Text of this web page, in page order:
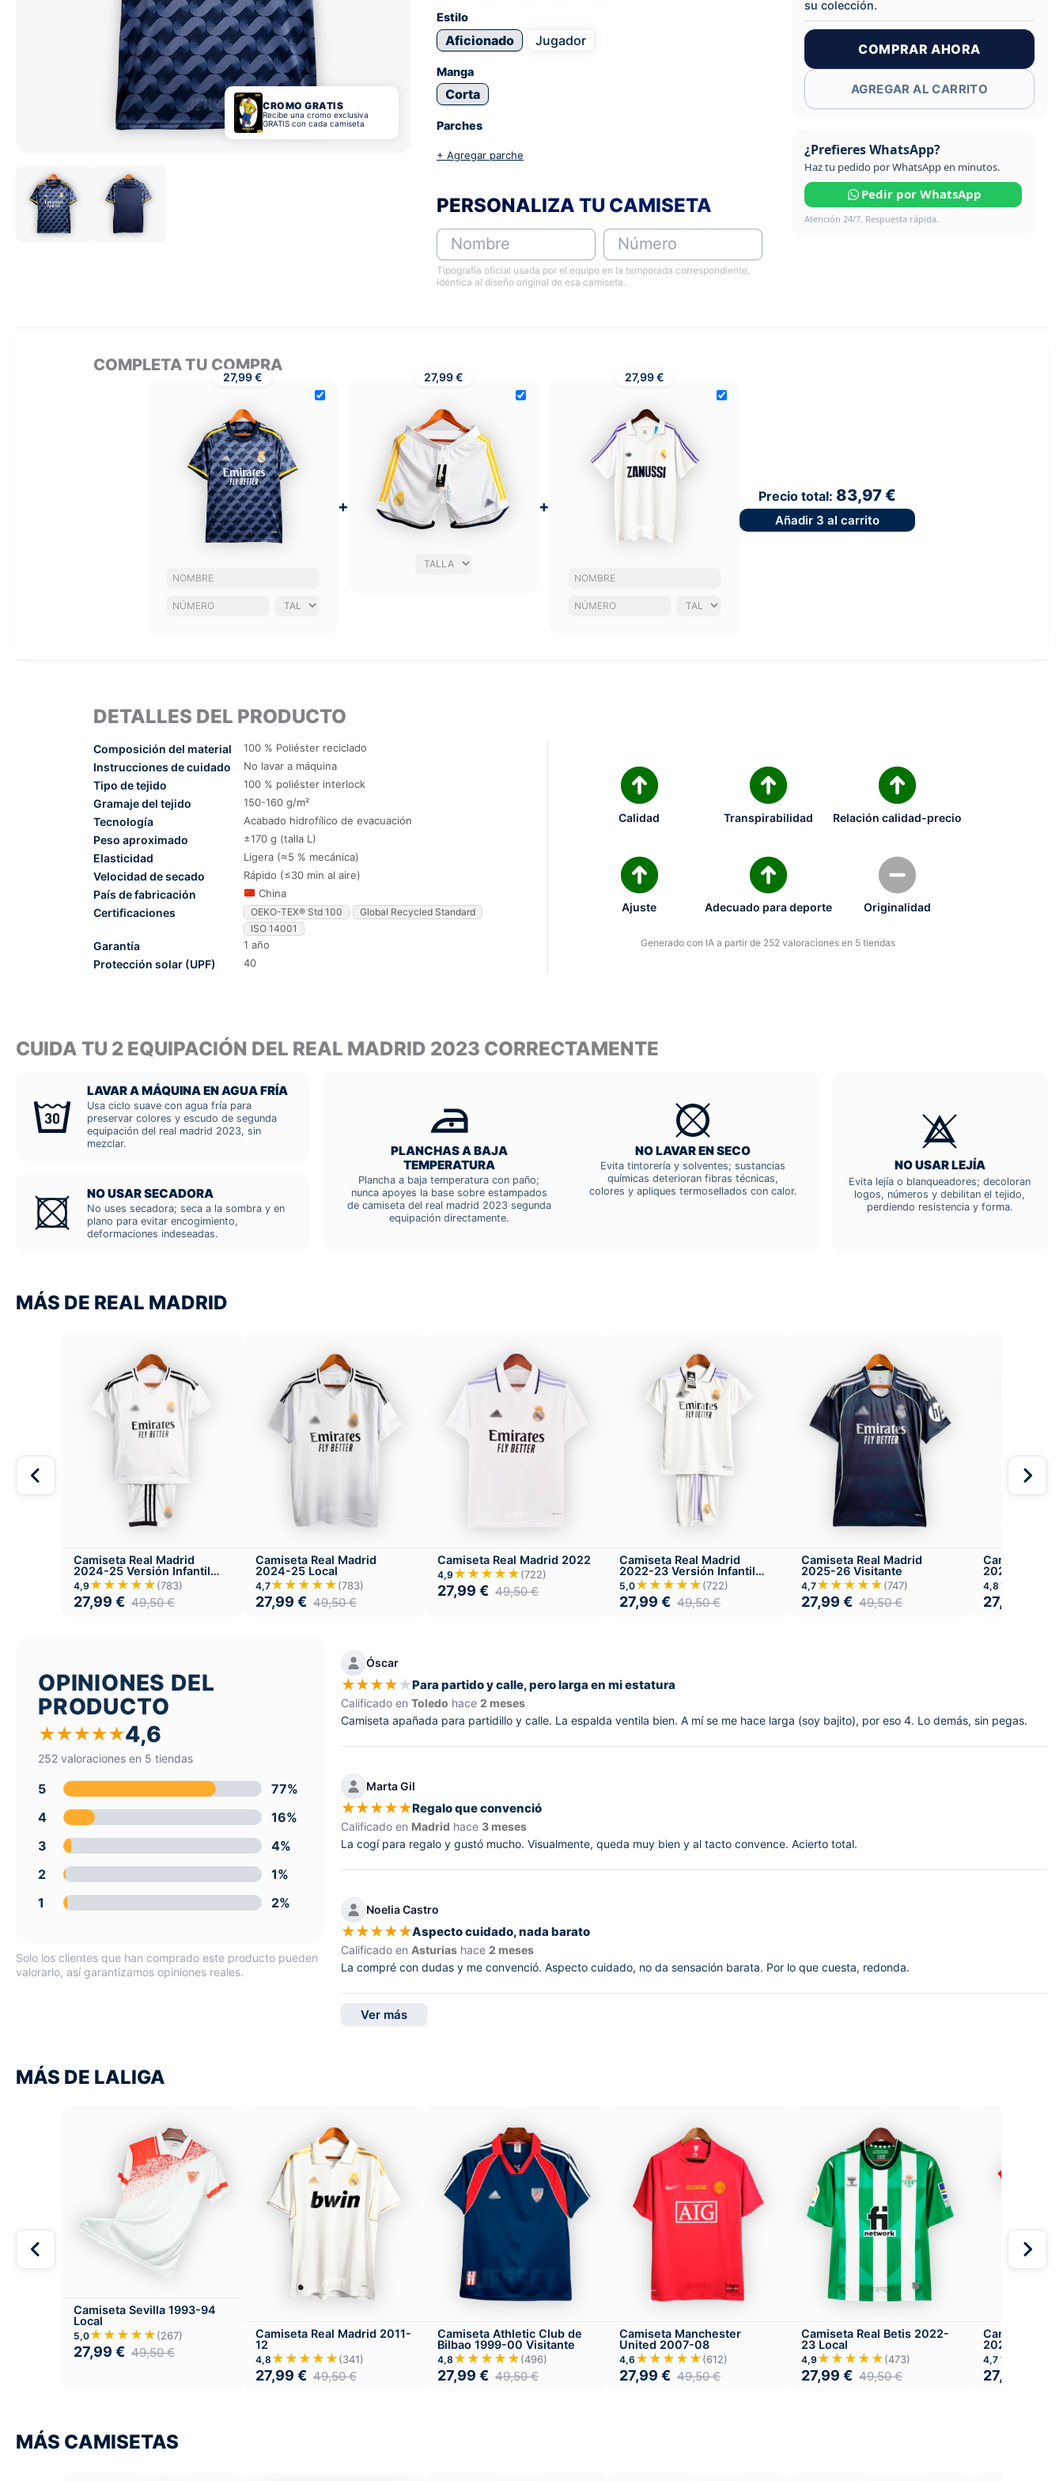
CROMO GRATIS
Recibe una cromo exclusiva
GRATIS con cada camiseta
Estilo
Aficionado Jugador
Manga
Corta
Parches
+ Agregar parche
PERSONALIZA TU CAMISETA
Nombre Número
Tipografía oficial usada por el equipo en la temporada correspondiente,
idéntica al diseño original de esa camiseta.
su colección.
COMPRAR AHORA
AGREGAR AL CARRITO
¿Prefieres WhatsApp?
Haz tu pedido por WhatsApp en minutos.
Pedir por WhatsApp
Atención 24/7. Respuesta rápida.
COMPLETA TU COMPRA
27,99 €
+
27,99 €
+
27,99 €
Precio total: 83,97 €
Añadir 3 al carrito
DETALLES DEL PRODUCTO
Composición del material 100 % Poliéster reciclado
Instrucciones de cuidado No lavar a máquina
Tipo de tejido 100 % poliéster interlock
Gramaje del tejido 150-160 g/m²
Tecnología Acabado hidrofílico de evacuación
Peso aproximado ±170 g (talla L)
Elasticidad Ligera (≈5 % mecánica)
Velocidad de secado Rápido (≤30 min al aire)
País de fabricación China
Certificaciones OEKO-TEX® Std 100
Global Recycled Standard
ISO 14001
Garantía 1 año
Protección solar (UPF) 40
Calidad Transpirabilidad Relación calidad-precio
Ajuste Adecuado para deporte Originalidad
Generado con IA a partir de 252 valoraciones en 5 tiendas
CUIDA TU 2 EQUIPACIÓN DEL REAL MADRID 2023 CORRECTAMENTE
LAVAR A MÁQUINA EN AGUA FRÍA
Usa ciclo suave con agua fría para
preservar colores y escudo de segunda
equipación del real madrid 2023, sin
mezclar.
NO USAR SECADORA
No uses secadora; seca a la sombra y en
plano para evitar encogimiento,
deformaciones indeseadas.
PLANCHAS A BAJA
TEMPERATURA
Plancha a baja temperatura con paño;
nunca apoyes la base sobre estampados
de camiseta del real madrid 2023 segunda
equipación directamente.
NO LAVAR EN SECO
Evita tintorería y solventes; sustancias
químicas deterioran fibras técnicas,
colores y apliques termosellados con calor.
NO USAR LEJÍA
Evita lejía o blanqueadores; decoloran
logos, números y debilitan el tejido,
perdiendo resistencia y forma.
MÁS DE REAL MADRID
Camiseta Real Madrid
2024-25 Versión Infantil
Local
4,9 ★★★★★(783)
27,99 € 49,50€
Camiseta Real Madrid
2024-25 Local
4,7★★★★★(783)
27,99 € 49,50€
Camiseta Real Madrid 2022
4,9 ★★★★★(722)
27,99 € 49,50€
Camiseta Real Madrid
2022-23 Versión Infantil
Local
5,0★★★★★(722)
27,99 € 49,50€
Camiseta Real Madrid
2025-26 Visitante
4,7★★★★★(747)
27,99 € 49,50€
Camiseta
2025-26
Visitante
4,8
27,99
OPINIONES DEL
PRODUCTO
★★★★★4,6
252 valoraciones en 5 tiendas
5
77%
4
16%
3
4%
2
1%
1
2%
Solo los clientes que han comprado este producto pueden
valorarlo, así garantizamos opiniones reales.
Óscar
★★★★★Para partido y calle, pero larga en mi estatura
Calificado enToledo hace2 meses
Camiseta apañada para partidillo y calle. La espalda ventila bien. A mí se me hace larga (soy bajito), por eso 4. Lo demás, sin pegas.
Marta Gil
★★★★★Regalo que convenció
Calificado en Madrid hace 3 meses
La cogí para regalo y gustó mucho. Visualmente, queda muy bien y al tacto convence. Acierto total.
Noelia Castro
★★★★★Aspecto cuidado, nada barato
Calificado en Asturias hace2 meses
La compré con dudas y me convenció. Aspecto cuidado, no da sensación barata. Por lo que cuesta, redonda.
Ver más
MÁS DE LALIGA
Camiseta Sevilla 1993-94
Local
5,0★★★★★(267)
27,99 € 49,50€
Camiseta Real Madrid 2011-
12
4,8 ★★★★★(341)
27,99 € 49,50€
Camiseta Athletic Club de
Bilbao 1999-00 Visitante
4,8 ★★★★★(496)
27,99 € 49,50€
Camiseta Manchester
United 2007-08
4,6 ★★★★★(612)
27,99 € 49,50€
Camiseta Real Betis 2022-
23 Local
4,9 ★★★★★(473)
27,99 € 49,50€
Camiseta
2023-24
Local
4,7
27,99
MÁS CAMISETAS